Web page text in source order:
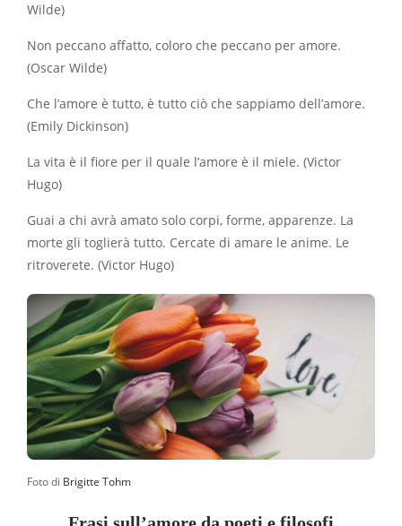
Wilde)
Non peccano affatto, coloro che peccano per amore.
(Oscar Wilde)
Che l’amore è tutto, è tutto ciò che sappiamo dell’amore.
(Emily Dickinson)
La vita è il fiore per il quale l’amore è il miele. (Victor
Hugo)
Guai a chi avrà amato solo corpi, forme, apparenze. La
morte gli toglierà tutto. Cercate di amare le anime. Le
ritroverete. (Victor Hugo)
Foto di Brigitte Tohm